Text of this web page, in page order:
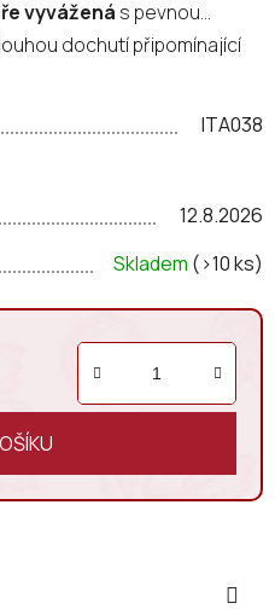
vyvážená s pevnou
dochutí připomínající
Skladem (>10 ks)
12.8.2026
ITA038